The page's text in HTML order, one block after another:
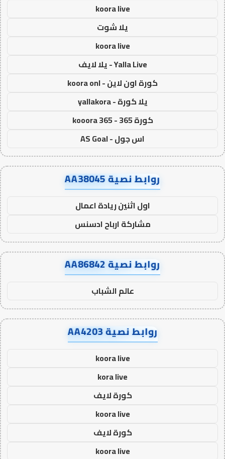
koora live
يلا شوت
koora live
Yalla Live - يلا لايف
كورة اون لاين - koora onl
يلا كورة - yallakora
كورة 365 - kooora 365
اس جول - AS Goal
روابط نصية AA38045
اول اثنين ريادة اعمال
مشاركة ارباح ادسنس
روابط نصية AA86842
عالم الشباب
روابط نصية AA4203
koora live
kora live
كورة لايف
koora live
كورة لايف
koora live